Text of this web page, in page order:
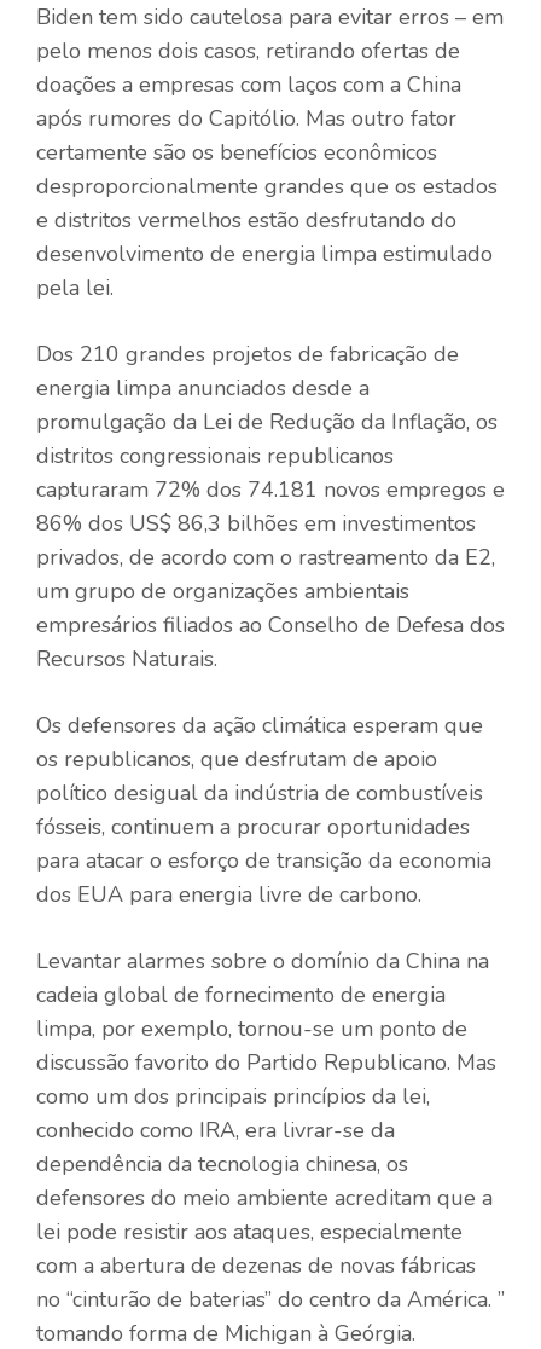
Biden tem sido cautelosa para evitar erros – em
pelo menos dois casos, retirando ofertas de
doações a empresas com laços com a China
após rumores do Capitólio. Mas outro fator
certamente são os benefícios econômicos
desproporcionalmente grandes que os estados
e distritos vermelhos estão desfrutando do
desenvolvimento de energia limpa estimulado
pela lei.
Dos 210 grandes projetos de fabricação de
energia limpa anunciados desde a
promulgação da Lei de Redução da Inflação, os
distritos congressionais republicanos
capturaram 72% dos 74.181 novos empregos e
86% dos US$ 86,3 bilhões em investimentos
privados, de acordo com o rastreamento da E2,
um grupo de organizações ambientais
empresários filiados ao Conselho de Defesa dos
Recursos Naturais.
Os defensores da ação climática esperam que
os republicanos, que desfrutam de apoio
político desigual da indústria de combustíveis
fósseis, continuem a procurar oportunidades
para atacar o esforço de transição da economia
dos EUA para energia livre de carbono.
Levantar alarmes sobre o domínio da China na
cadeia global de fornecimento de energia
limpa, por exemplo, tornou-se um ponto de
discussão favorito do Partido Republicano. Mas
como um dos principais princípios da lei,
conhecido como IRA, era livrar-se da
dependência da tecnologia chinesa, os
defensores do meio ambiente acreditam que a
lei pode resistir aos ataques, especialmente
com a abertura de dezenas de novas fábricas
no “cinturão de baterias” do centro da América. ”
tomando forma de Michigan à Geórgia.